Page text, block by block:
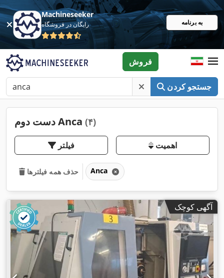
Machineseeker
رایگان در فروشگاه به برنامه
جستجو کردن
فروش
دست دوم Anca (۴)
فیلتر اهمیت
حذف همه فیلترها Anca
آگهی کوچک